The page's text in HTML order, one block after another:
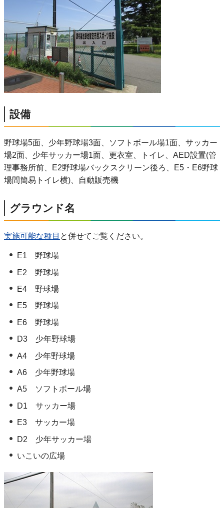
設備
野球場5面、少年野球場3面、ソフトボール場1面、サッカー
場2面、少年サッカー場1面、更衣室、トイレ、AED設置(管
理事務所前、E2野球場バックスクリーン後ろ、E5・E6野球
場間簡易トイレ横)、自動販売機
グラウンド名
実施可能な種目 と併せてご覧ください。
E1 野球場
E2 野球場
E4 野球場
E5 野球場
E6 野球場
D3 少年野球場
A4 少年野球場
A6 少年野球場
A5 ソフトボール場
D1 サッカー場
E3 サッカー場
D2 少年サッカー場
いこいの広場